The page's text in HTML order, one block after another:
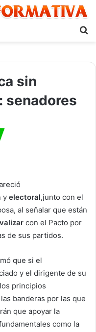
sin
senadores
y electoral,junto con el
al señalar que están
con el Pacto por
de sus partidos.
que si el
y el dirigente de su
principios
banderas por las que
que apoyar la
como la